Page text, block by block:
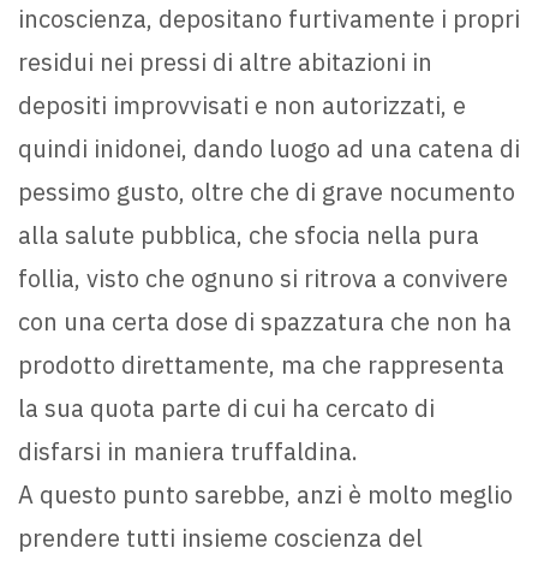
incoscienza, depositano furtivamente i propri
residui nei pressi di altre abitazioni in
depositi improvvisati e non autorizzati, e
quindi inidonei, dando luogo ad una catena di
pessimo gusto, oltre che di grave nocumento
alla salute pubblica, che sfocia nella pura
follia, visto che ognuno si ritrova a convivere
con una certa dose di spazzatura che non ha
prodotto direttamente, ma che rappresenta
la sua quota parte di cui ha cercato di
disfarsi in maniera truffaldina.
A questo punto sarebbe, anzi è molto meglio
prendere tutti insieme coscienza del